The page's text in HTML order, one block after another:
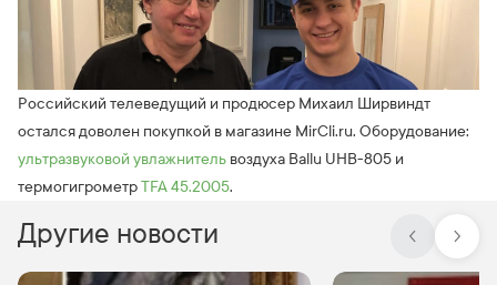
Российский телеведущий и продюсер Михаил Ширвиндт
остался доволен покупкой в магазине MirCli.ru. Оборудование:
ультразвуковой увлажнитель воздуха Ballu UHB-805 и
термогигрометрTFA 45.2005.
Другие новости